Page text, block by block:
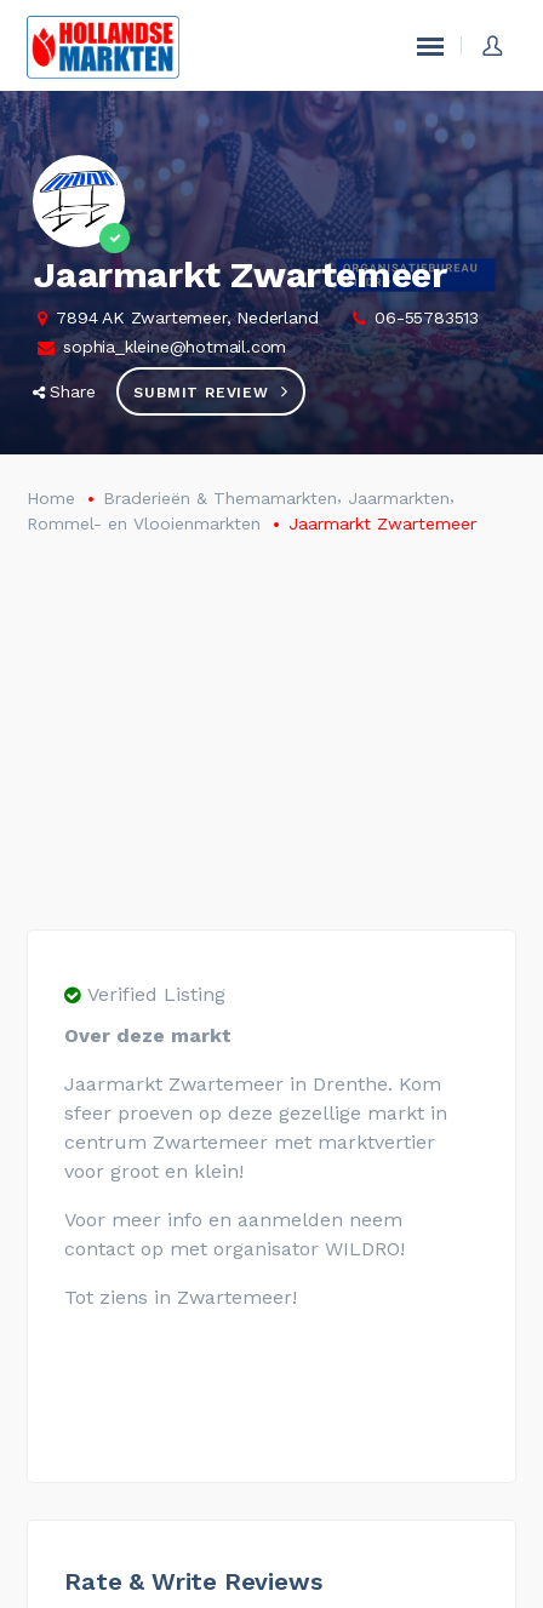
Jaarmarkt Zwartemeer
7894 AK Zwartemeer, Nederland
06-55783513
sophia_kleine@hotmail.com
Share SUBMIT REVIEW
Home Braderieën & Themamarkten, Jaarmarkten,
Rommel- en Vlooienmarkten
Jaarmarkt Zwartemeer
Verified Listing
Over deze markt
Jaarmarkt Zwartemeer in Drenthe. Kom
sfeer proeven op deze gezellige markt in
centrum Zwartemeer met marktvertier
voor groot en klein!
Voor meer info en aanmelden neem
contact op met organisator WILDRO!
Tot ziens in Zwartemeer!
Rate & Write Reviews